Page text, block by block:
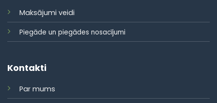
Maksājumi veidi
Piegāde un piegādes nosacījumi
Kontakti
Par mums